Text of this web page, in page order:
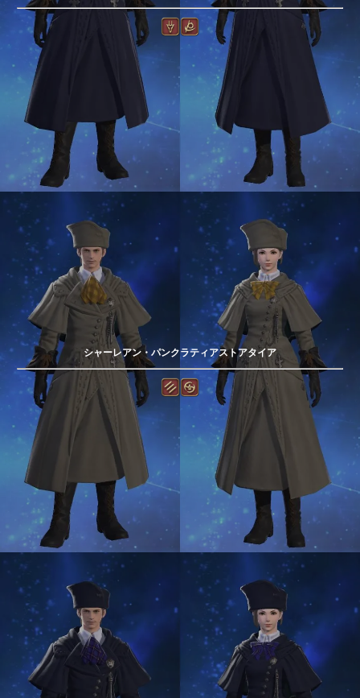
シャーレアン・パンクラティアストアタイア